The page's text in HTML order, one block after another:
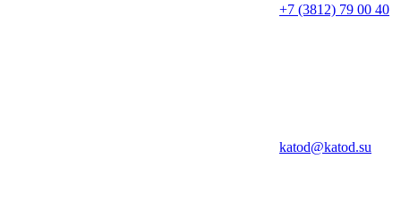
+7 (3812) 79 00 40
katod@katod.su